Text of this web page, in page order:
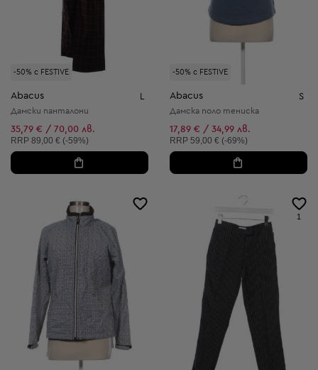
-50% с FESTIVE
Abacus
Дамски панталони
35,79 € / 70,00 лв.
Препоръчителна цена:
RRP 89,00 € (-59%)
-50% с FESTIVE
Abacus S
Дамска поло тениска
17,89 € / 34,99 лв.
Препоръчителна цена:
RRP 59,00 € (-69%)
1